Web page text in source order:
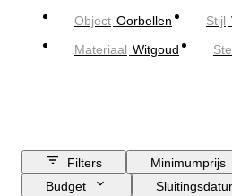
Object Oorbellen Stijl
Materiaal Witgoud
Filters
Minimumprijs
Budget